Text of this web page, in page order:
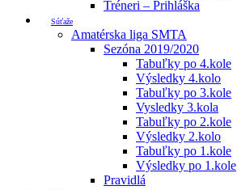
Tréneri – Prihláška
Súťaže
Amatérska liga SMTA
Sezóna 2019/2020
Tabuľky po 4.kole
Výsledky 4.kolo
Tabuľky po 3.kole
Vysledky 3.kola
Tabuľky po 2.kole
Výsledky 2.kolo
Tabuľky po 1.kole
Výsledky po 1.kole
Pravidlá